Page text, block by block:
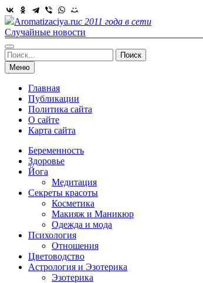
Skip
to
content
Aromatizaciya.ruс 2011 года в сети
Случайные новости
Найти:
Меню
Главная
Публикации
Политика сайта
О сайте
Карта сайта
Беременность
Здоровье
Йога
Медитация
Секреты красоты
Косметика
Макияж и Маникюр
Одежда и мода
Психология
Отношения
Цветоводство
Астрология и Эзотерика
Эзотерика